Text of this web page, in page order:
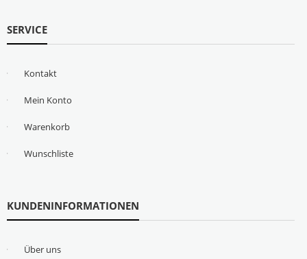
SERVICE
Kontakt
Mein Konto
Warenkorb
Wunschliste
KUNDENINFORMATIONEN
Über uns